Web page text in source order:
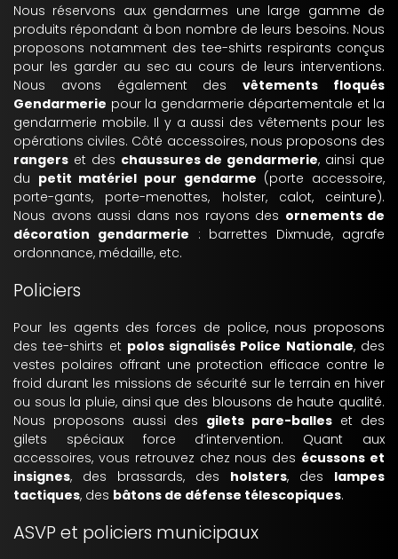
Nous réservons aux gendarmes une large gamme de
produits répondant à bon nombre de leurs besoins. Nous
proposons notamment des tee-shirts respirants conçus
pour les garder au sec au cours de leurs interventions.
Nous avons également desvêtements floqués
Gendarmerie pour la gendarmerie départementale et la
gendarmerie mobile. Il y a aussi des vêtements pour les
opérations civiles. Côté accessoires, nous proposons des
rangers et des chaussures de gendarmerie, ainsi que
du petit matériel pour gendarme (porte accessoire,
porte-gants, porte-menottes, holster, calot, ceinture).
Nous avons aussi dans nos rayons des ornements de
décoration gendarmerie : barrettes Dixmude, agrafe
ordonnance, médaille, etc.
Policiers
Pour les agents des forces de police, nous proposons
des tee-shirts et polos signalisés Police Nationale, des
vestes polaires offrant une protection efficace contre le
froid durant les missions de sécurité sur le terrain en hiver
ou sous la pluie, ainsi que des blousons de haute qualité.
Nous proposons aussi des gilets pare-balles et des
gilets spéciaux force d’intervention. Quant aux
accessoires, vous retrouvez chez nous des écussons et
insignes, des brassards, des holsters, des lampes
tactiques, des bâtons de défense télescopiques.
ASVP et policiers municipaux